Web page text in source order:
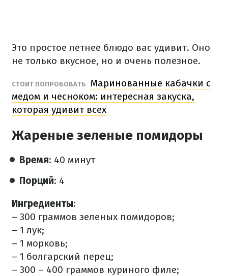
Это простое летнее блюдо вас удивит. Оно
не только вкусное, но и очень полезное.
СТОИТ ПОПРОБОВАТЬ
Маринованные кабачки с
медом и чесноком: интересная закуска,
которая удивит всех
Жареные зеленые помидоры
Время: 40 минут
Порций: 4
Ингредиенты:
– 300 граммов зеленых помидоров;
– 1 лук;
– 1 морковь;
– 1 болгарский перец;
– 300 – 400 граммов куриного филе;